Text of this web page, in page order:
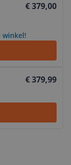
€ 379,00
winkel!
€ 379,99